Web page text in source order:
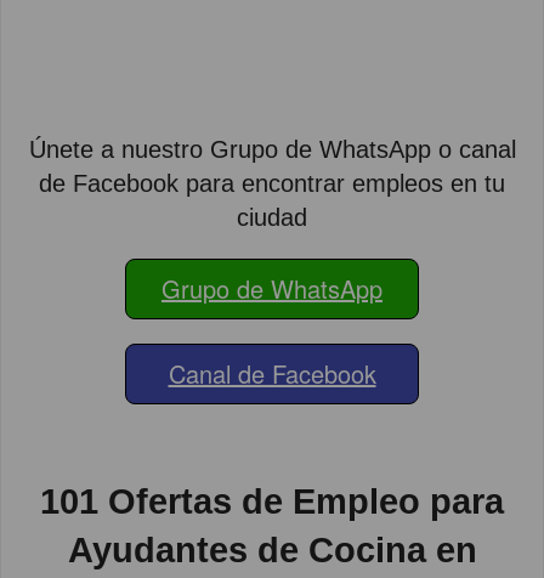
Únete a nuestro Grupo de WhatsApp o canal
de Facebook para encontrar empleos en tu
ciudad
Grupo de WhatsApp
Canal de Facebook
101 Ofertas de Empleo para
Ayudantes de Cocina en